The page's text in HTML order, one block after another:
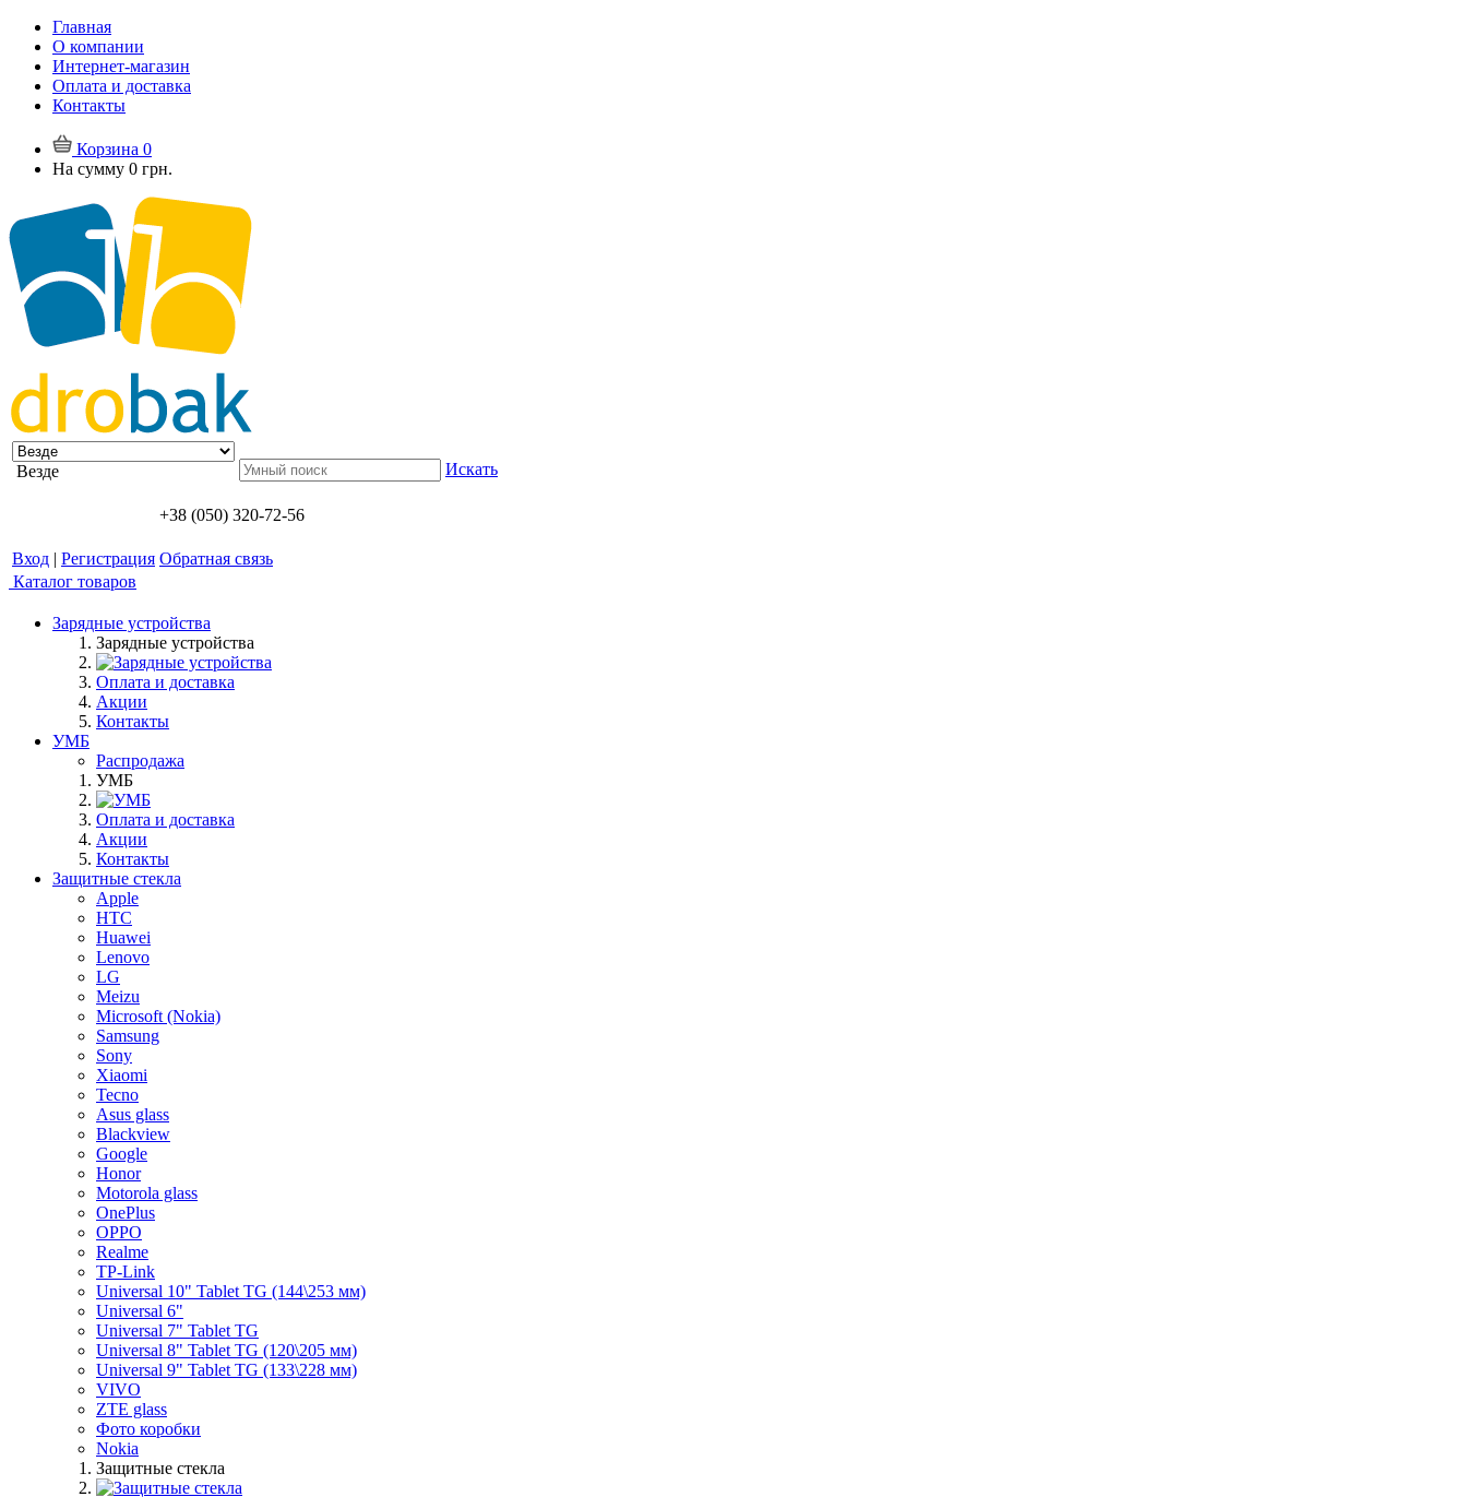
Главная
О компании
Интернет-магазин
Оплата и доставка
Контакты
Корзина 0
На сумму 0 грн.
Везде Искать
+38 (050) 320-72-56
Вход | Регистрация Обратная связь
Каталог товаров
Зарядные устройства
Зарядные устройства
Оплата и доставка
Акции
Контакты
УМБ
Распродажа
УМБ
Оплата и доставка
Акции
Контакты
Защитные стекла
Apple
HTC
Huawei
Lenovo
LG
Meizu
Microsoft (Nokia)
Samsung
Sony
Xiaomi
Tecno
Asus glass
Blackview
Google
Honor
Motorola glass
OnePlus
OPPO
Realme
TP-Link
Universal 10" Tablet TG (144\253 мм)
Universal 6"
Universal 7" Tablet TG
Universal 8" Tablet TG (120\205 мм)
Universal 9" Tablet TG (133\228 мм)
VIVO
ZTE glass
Фото коробки
Nokia
Защитные стекла